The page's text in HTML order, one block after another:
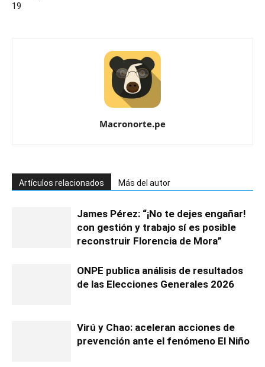
19
Macronorte.pe
Artículos relacionados Más del autor
James Pérez: “¡No te dejes engañar!
con gestión y trabajo sí es posible
reconstruir Florencia de Mora”
ONPE publica análisis de resultados
de las Elecciones Generales 2026
Virú y Chao: aceleran acciones de
prevención ante el fenómeno El Niño